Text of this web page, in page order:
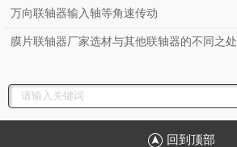
万向联轴器输入轴等角速传动
膜片联轴器厂家选材与其他联轴器的不同之处
回到顶部